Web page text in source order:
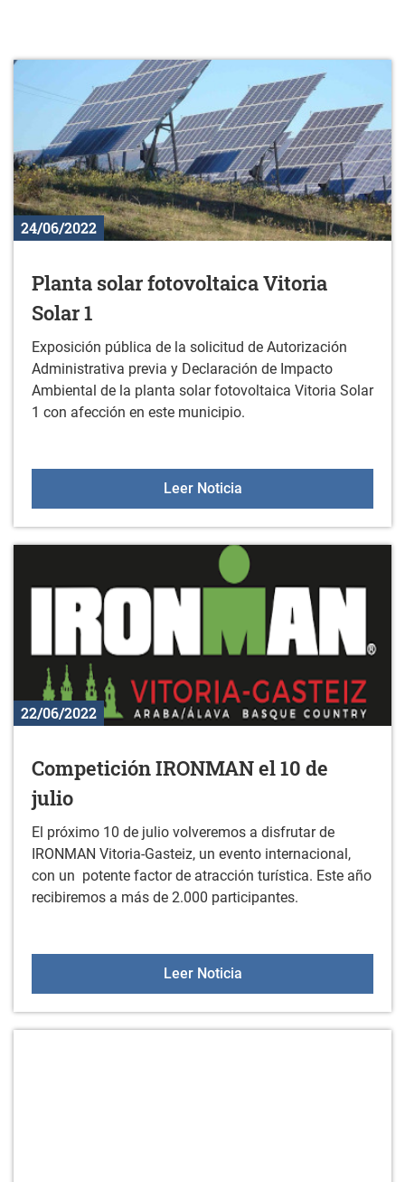
24/06/2022
Planta solar fotovoltaica Vitoria
Solar 1
Exposición pública de la solicitud de Autorización
Administrativa previa y Declaración de Impacto
Ambiental de la planta solar fotovoltaica Vitoria Solar
1 con afección en este municipio.
Leer NoticiaPlanta solar fotovoltaica
22/06/2022
Competición IRONMAN el 10 de
julio
El próximo 10 de julio volveremos a disfrutar de
IRONMAN Vitoria-Gasteiz, un evento internacional,
con un potente factor de atracción turística. Este año
recibiremos a más de 2.000 participantes.
Leer NoticiaCompetición IRONMAN